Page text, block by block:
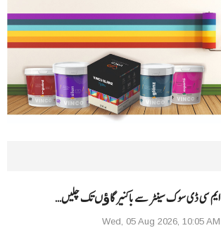
ایم سی ڈی سوک سینٹر سے باکنیر گاﺅں تک چلیں…
Wed, 05 Aug 2026, 10:05 AM